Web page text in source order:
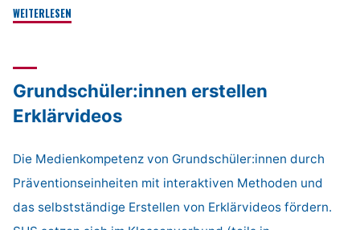
WEITERLESEN
Grundschüler:innen erstellen
Erklärvideos
Die Medienkompetenz von Grundschüler:innen durch
Präventionseinheiten mit interaktiven Methoden und
das selbstständige Erstellen von Erklärvideos fördern.